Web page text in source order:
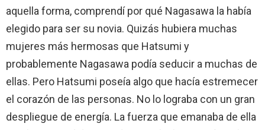
aquella forma, comprendí por qué Nagasawa la había
elegido para ser su novia. Quizás hubiera muchas
mujeres más hermosas que Hatsumi y
probablemente Nagasawa podía seducir a muchas de
ellas. Pero Hatsumi poseía algo que hacía estremecer
el corazón de las personas. No lo lograba con un gran
despliegue de energía. La fuerza que emanaba de ella